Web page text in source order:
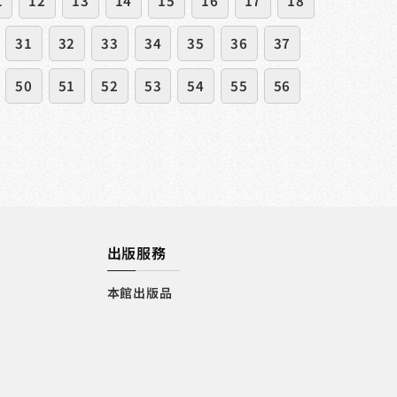
31 32 33 34 35 36 37
50 51 52 53 54 55 56
出版服務
本館出版品